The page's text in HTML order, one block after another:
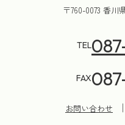
〒760-0073 香川
TEL
FAX
お問い合わせ